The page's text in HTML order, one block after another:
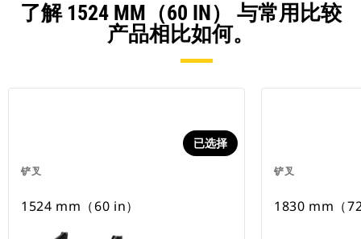
了解 1524 MM（60 IN） 与常用比较
产品相比如何。
铲叉
已选择
1524 mm（60 in）
铲叉
1830 mm（